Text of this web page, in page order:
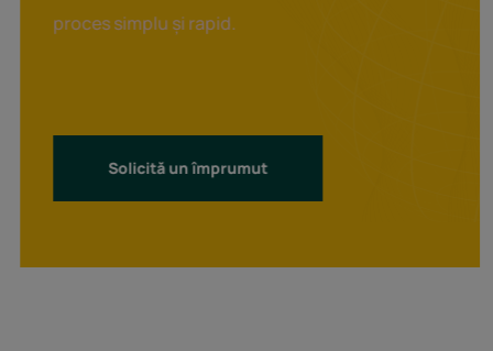
proces simplu și rapid.
Solicită un împrumut